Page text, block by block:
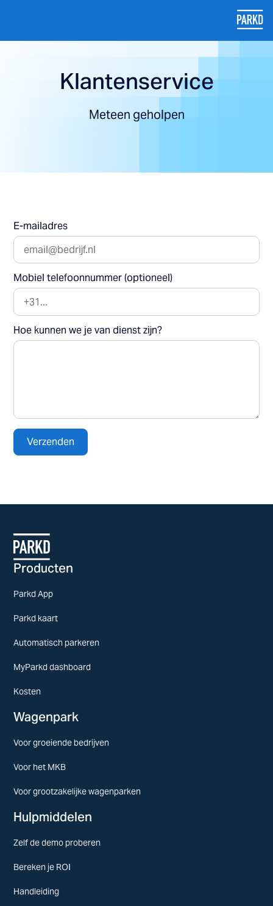
Klantenservice
Meteen geholpen
E-mailadres
Mobiel telefoonnummer (optioneel)
Hoe kunnen we je van dienst zijn?
Verzenden
Producten
Parkd App
Parkd kaart
Automatisch parkeren
MyParkd dashboard
Kosten
Wagenpark
Voor groeiende bedrijven
Voor het MKB
Voor grootzakelijke wagenparken
Hulpmiddelen
Zelf de demo proberen
Bereken je ROI
Handleiding